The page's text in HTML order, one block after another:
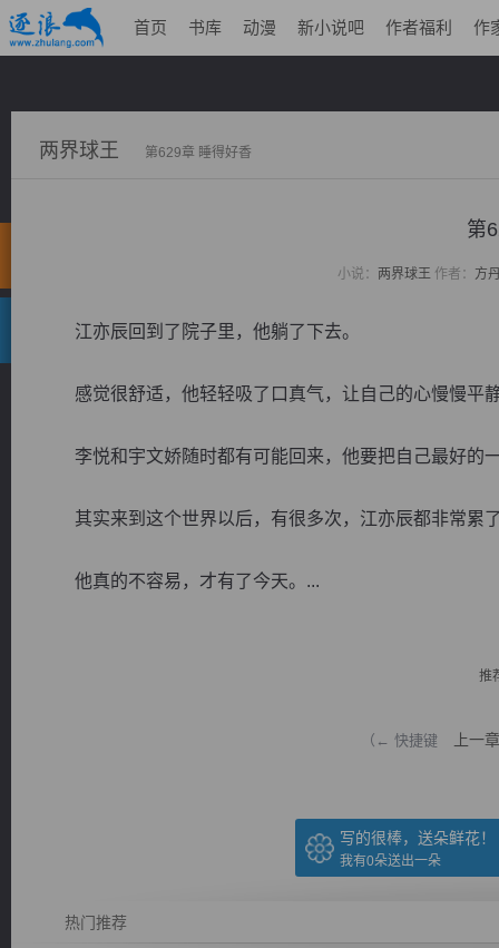
首页 书库 动漫 新小说吧 作者福利 作
两界球王 第629章 睡得好香
第
小说： 两界球王作者： 方
江亦辰回到了院子里，他躺了下去。
感觉很舒适，他轻轻吸了口真气，让自己的心慢慢平
李悦和宇文娇随时都有可能回来，他要把自己最好的
其实来到这个世界以后，有很多次，江亦辰都非常累
他真的不容易，才有了今天。...
推
（← 快捷键 上一章
写的很棒，送朵鲜花！
我有0朵送出一朵
热门推荐